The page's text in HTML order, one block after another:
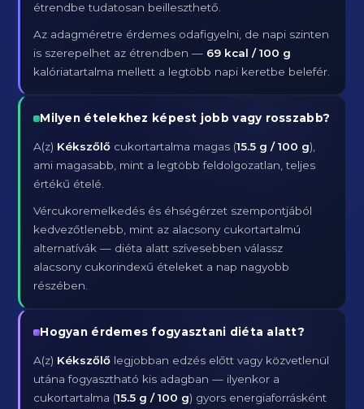
étrendbe tudatosan beilleszthető.
Az adagméretre érdemes odafigyelni, de napi szinten
is szerepelhet az étrendben — 69 kcal / 100 g
kalóriatartalma mellett a legtöbb napi keretbe belefér.
Milyen ételekhez képest jobb vagy rosszabb?
A(z) Kékszőlő cukortartalma magas (15.5 g / 100 g),
ami magasabb, mint a legtöbb feldolgozatlan, teljes
értékű ételé.
Vércukoremelkedés és éhségérzet szempontjából
kedvezőtlenebb, mint az alacsony cukortartalmú
alternatívák — diéta alatt szívesebben válassz
alacsony cukorindexű ételeket a nap nagyobb
részében.
Hogyan érdemes fogyasztani diéta alatt?
A(z) Kékszőlő legjobban edzés előtt vagy közvetlenül
utána fogyasztható kis adagban — ilyenkor a
cukortartalma (15.5 g / 100 g) gyors energiaforrásként